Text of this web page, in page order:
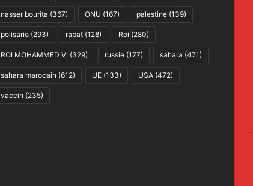
nasser bourita (367) ONU (167) palestine(139)
polisario(293) rabat(128) Roi (280)
ROI MOHAMMED VI (329) russie(177) sahara (471)
sahara marocain (612) UE(133) USA(472)
vaccin (235)